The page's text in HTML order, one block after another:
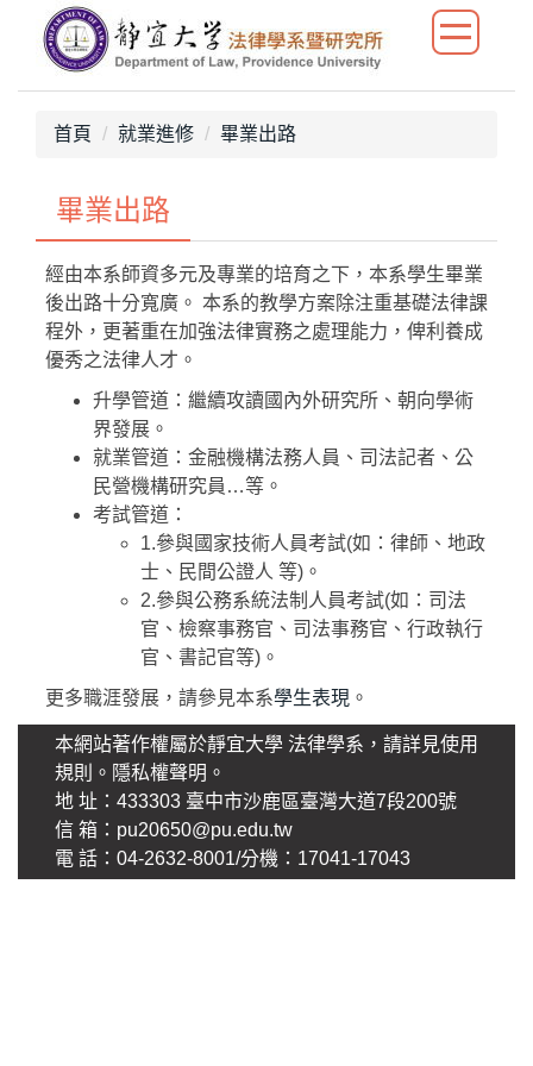
首頁 就業進修 畢業出路
畢業出路
經由本系師資多元及專業的培育之下，本系學生畢業
後出路十分寬廣。 本系的教學方案除注重基礎法律課
程外，更著重在加強法律實務之處理能力，俾利養成
優秀之法律人才。
升學管道：繼續攻讀國內外研究所、朝向學術
界發展。
就業管道：金融機構法務人員、司法記者、公
民營機構研究員…等。
考試管道：
1.參與國家技術人員考試(如：律師、地政
士、民間公證人 等)。
2.參與公務系統法制人員考試(如：司法
官、檢察事務官、司法事務官、行政執行
官、書記官等)。
更多職涯發展，請參見本系學生表現 。
本網站著作權屬於靜宜大學 法律學系，請詳見使用
規則。 隱私權聲明 。
地 址：433303 臺中市沙鹿區臺灣大道7段200號
信 箱：pu20650@pu.edu.tw
電 話：04-2632-8001/分機：17041-17043